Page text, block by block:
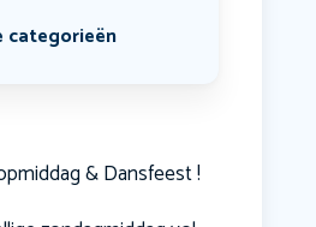
categorieën
& Dansfeest !